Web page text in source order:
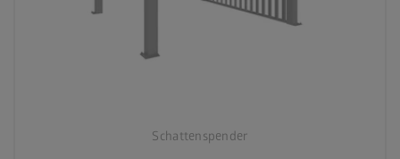
Schattenspender
14 Größen